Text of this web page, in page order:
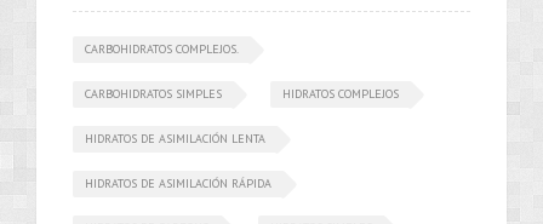
CARBOHIDRATOS COMPLEJOS.
CARBOHIDRATOS SIMPLES HIDRATOS COMPLEJOS
HIDRATOS DE ASIMILACIÓN LENTA
HIDRATOS DE ASIMILACIÓN RÁPIDA